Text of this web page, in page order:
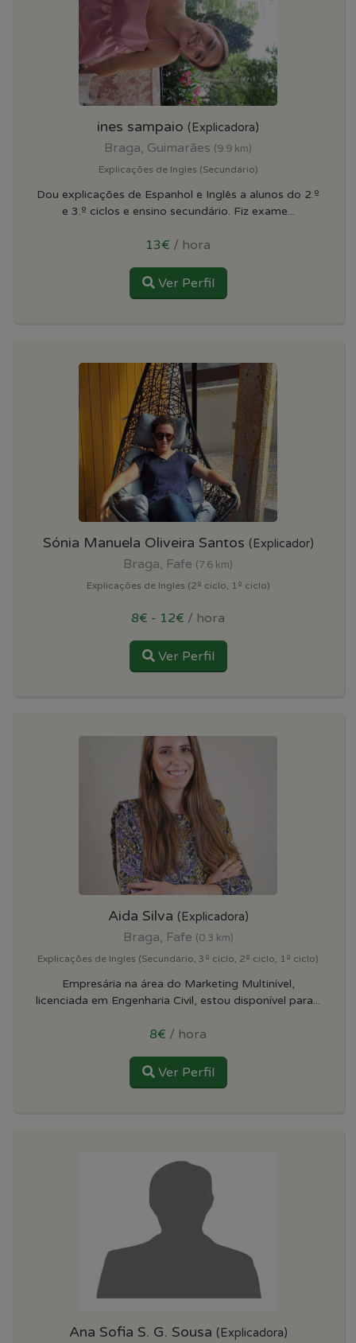
ines sampaio (Explicadora)
Braga, Guimarães (9.9 km)
Explicações de Ingles (Secundário)
Dou explicações de Espanhol e Inglês a alunos do 2.º
e 3.º ciclos e ensino secundário. Fiz exame...
13€ / hora
Ver Perfil
Sónia Manuela Oliveira Santos (Explicador)
Braga, Fafe (7.6 km)
Explicações de Ingles (2º ciclo, 1º ciclo)
8€ - 12€ / hora
Ver Perfil
Aida Silva (Explicadora)
Braga, Fafe (0.3 km)
Explicações de Ingles (Secundário, 3º ciclo, 2º ciclo, 1º ciclo)
Empresária na área do Marketing Multinível,
licenciada em Engenharia Civil, estou disponível para...
8€ / hora
Ver Perfil
Ana Sofia S. G. Sousa (Explicadora)